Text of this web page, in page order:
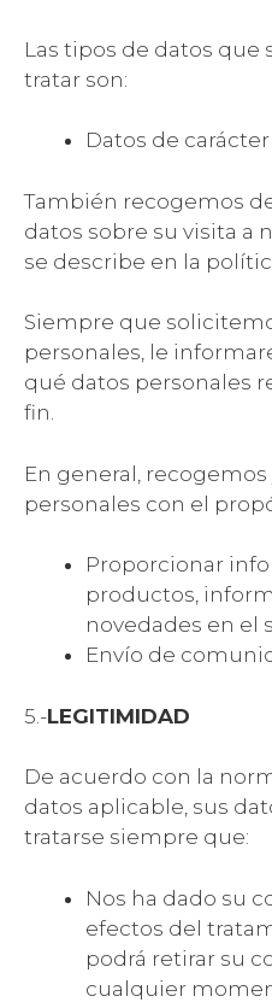
Las tipos de datos que
tratar son:
Datos de
También recogemos
datos sobre su visita a
se describe en la
Siempre que
personales, le
qué datos personales
fin.
En general,
personales con el
Proporcionar
productos,
novedades en el
Envío de
5.-LEGITIMIDAD
De acuerdo con la
datos aplicable, sus
tratarse siempre que:
Nos ha dado su
efectos del
podrá retirar su
cualquier